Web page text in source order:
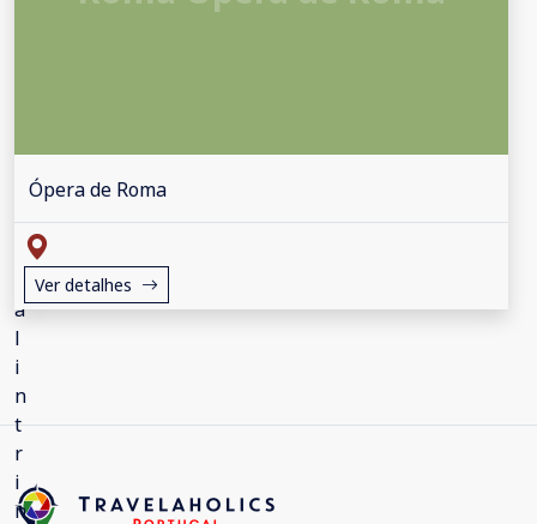
Ópera de Roma
Ver detalhes